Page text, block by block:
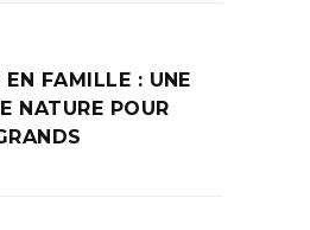
EN FAMILLE : UNE
NATURE POUR